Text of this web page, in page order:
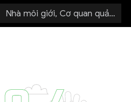
Nhà môi giới, Cơ quan quản lý